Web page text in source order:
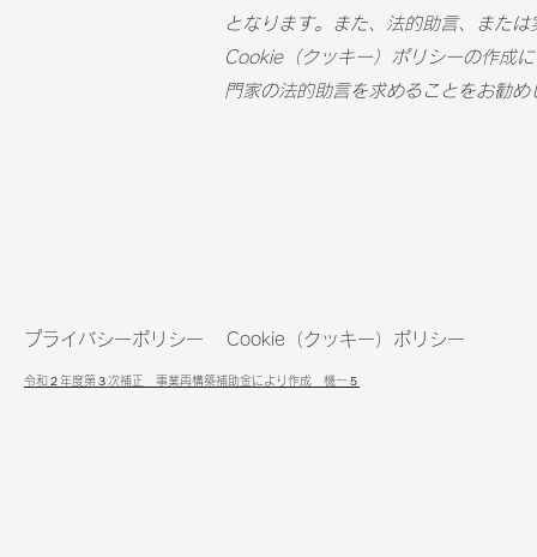
となります。また、法的助言、また
Cookie（クッキー）ポリシーの作成
門家の法的助言を求めることをお勧め
プライバシーポリシー Cookie（クッキー）ポリシー
令和２年度第３次補正 事業再構築補助金により作成​ 機ー５